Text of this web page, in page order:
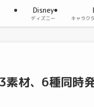
Disney
ディズニー キャラク
材、6種同時